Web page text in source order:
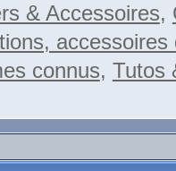
& Accessoires,
accessoires
connus, Tutos